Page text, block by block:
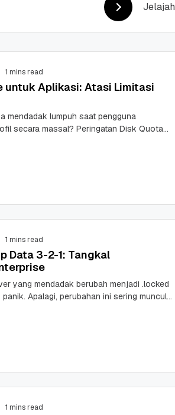
1 mins read
untuk Aplikasi: Atasi Limitasi
mendadak lumpuh saat pengguna
secara massal? Peringatan Disk Quota
1 mins read
Data 3-2-1: Tangkal
yang mendadak berubah menjadi .locked
Apalagi, perubahan ini sering muncul
1 mins read